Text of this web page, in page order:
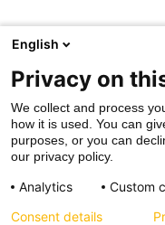
English
Privacy on
We collect and process
how it is used. You can
purposes, or you can
our privacy policy.
Analytics Custom
Consent details